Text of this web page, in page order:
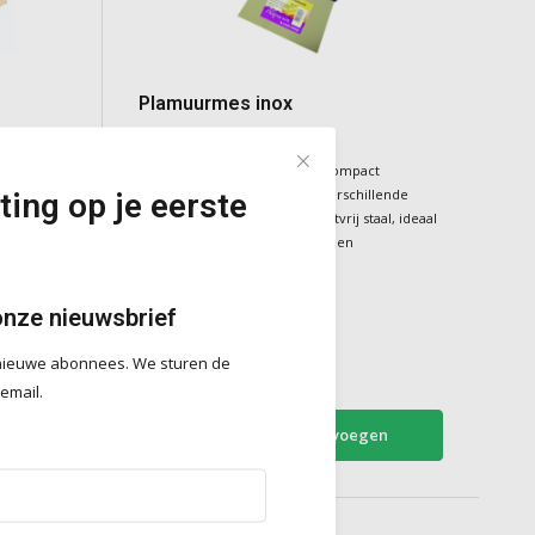
Plamuurmes inox
Het Plamuurmes Inox is een compact
plamuurmes beschikbaar in verschillende
breedtes. Vervaardigd uit roestvrij staal, ideaal
voor nauwkeurige afwerkings- en
Deliverytime
€5,70
Toevoegen
op je eerste
nieuwsbrief
abonnees. We sturen de